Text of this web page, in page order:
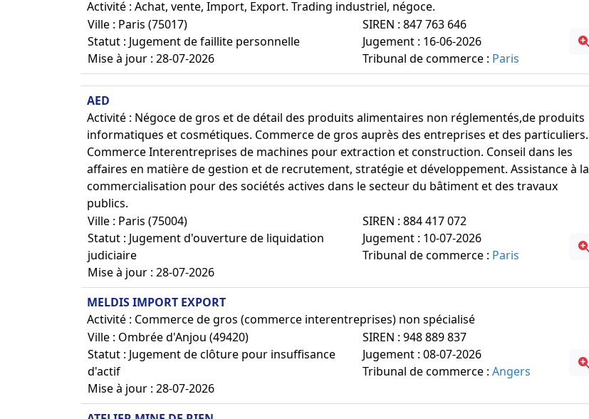
Activité : Achat, vente, Import, Export. Trading industriel, négoce.
Ville : Paris (75017)
Statut : Jugement de faillite personnelle
Mise à jour : 28-07-2026
SIREN : 847 763 646
Jugement : 16-06-2026
Tribunal de commerce : Paris
AED
Activité : Négoce de gros et de détail des produits alimentaires non réglementés,de produits
informatiques et cosmétiques. Commerce de gros auprès des entreprises et des particuliers.
Commerce Interentreprises de machines pour extraction et construction. Conseil dans les
affaires en matière de gestion et de recrutement, stratégie et développement. Assistance à la
commercialisation pour des sociétés actives dans le secteur du bâtiment et des travaux
publics.
Ville : Paris (75004)
Statut : Jugement d'ouverture de liquidation
judiciaire
Mise à jour : 28-07-2026
SIREN : 884 417 072
Jugement : 10-07-2026
Tribunal de commerce : Paris
MELDIS IMPORT EXPORT
Activité : Commerce de gros (commerce interentreprises) non spécialisé
Ville : Ombrée d'Anjou (49420)
Statut : Jugement de clôture pour insuffisance
d'actif
Mise à jour : 28-07-2026
SIREN : 948 889 837
Jugement : 08-07-2026
Tribunal de commerce : Angers